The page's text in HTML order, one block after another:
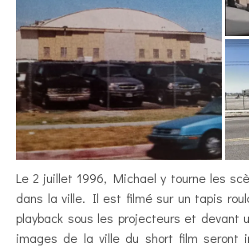
Le 2 juillet 1996, Michael y tourne les
dans la ville. Il est filmé sur un tapis
playback sous les projecteurs et devant
images de la ville du short film seront